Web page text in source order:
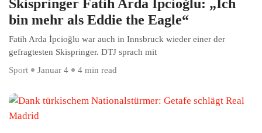
Skispringer Fatih Arda İpcioğlu: „Ich
bin mehr als Eddie the Eagle“
Fatih Arda İpcioğlu war auch in Innsbruck wieder einer der
gefragtesten Skispringer. DTJ sprach mit
Sport
Januar 4 4 min read